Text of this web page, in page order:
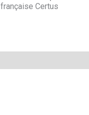
française Certus